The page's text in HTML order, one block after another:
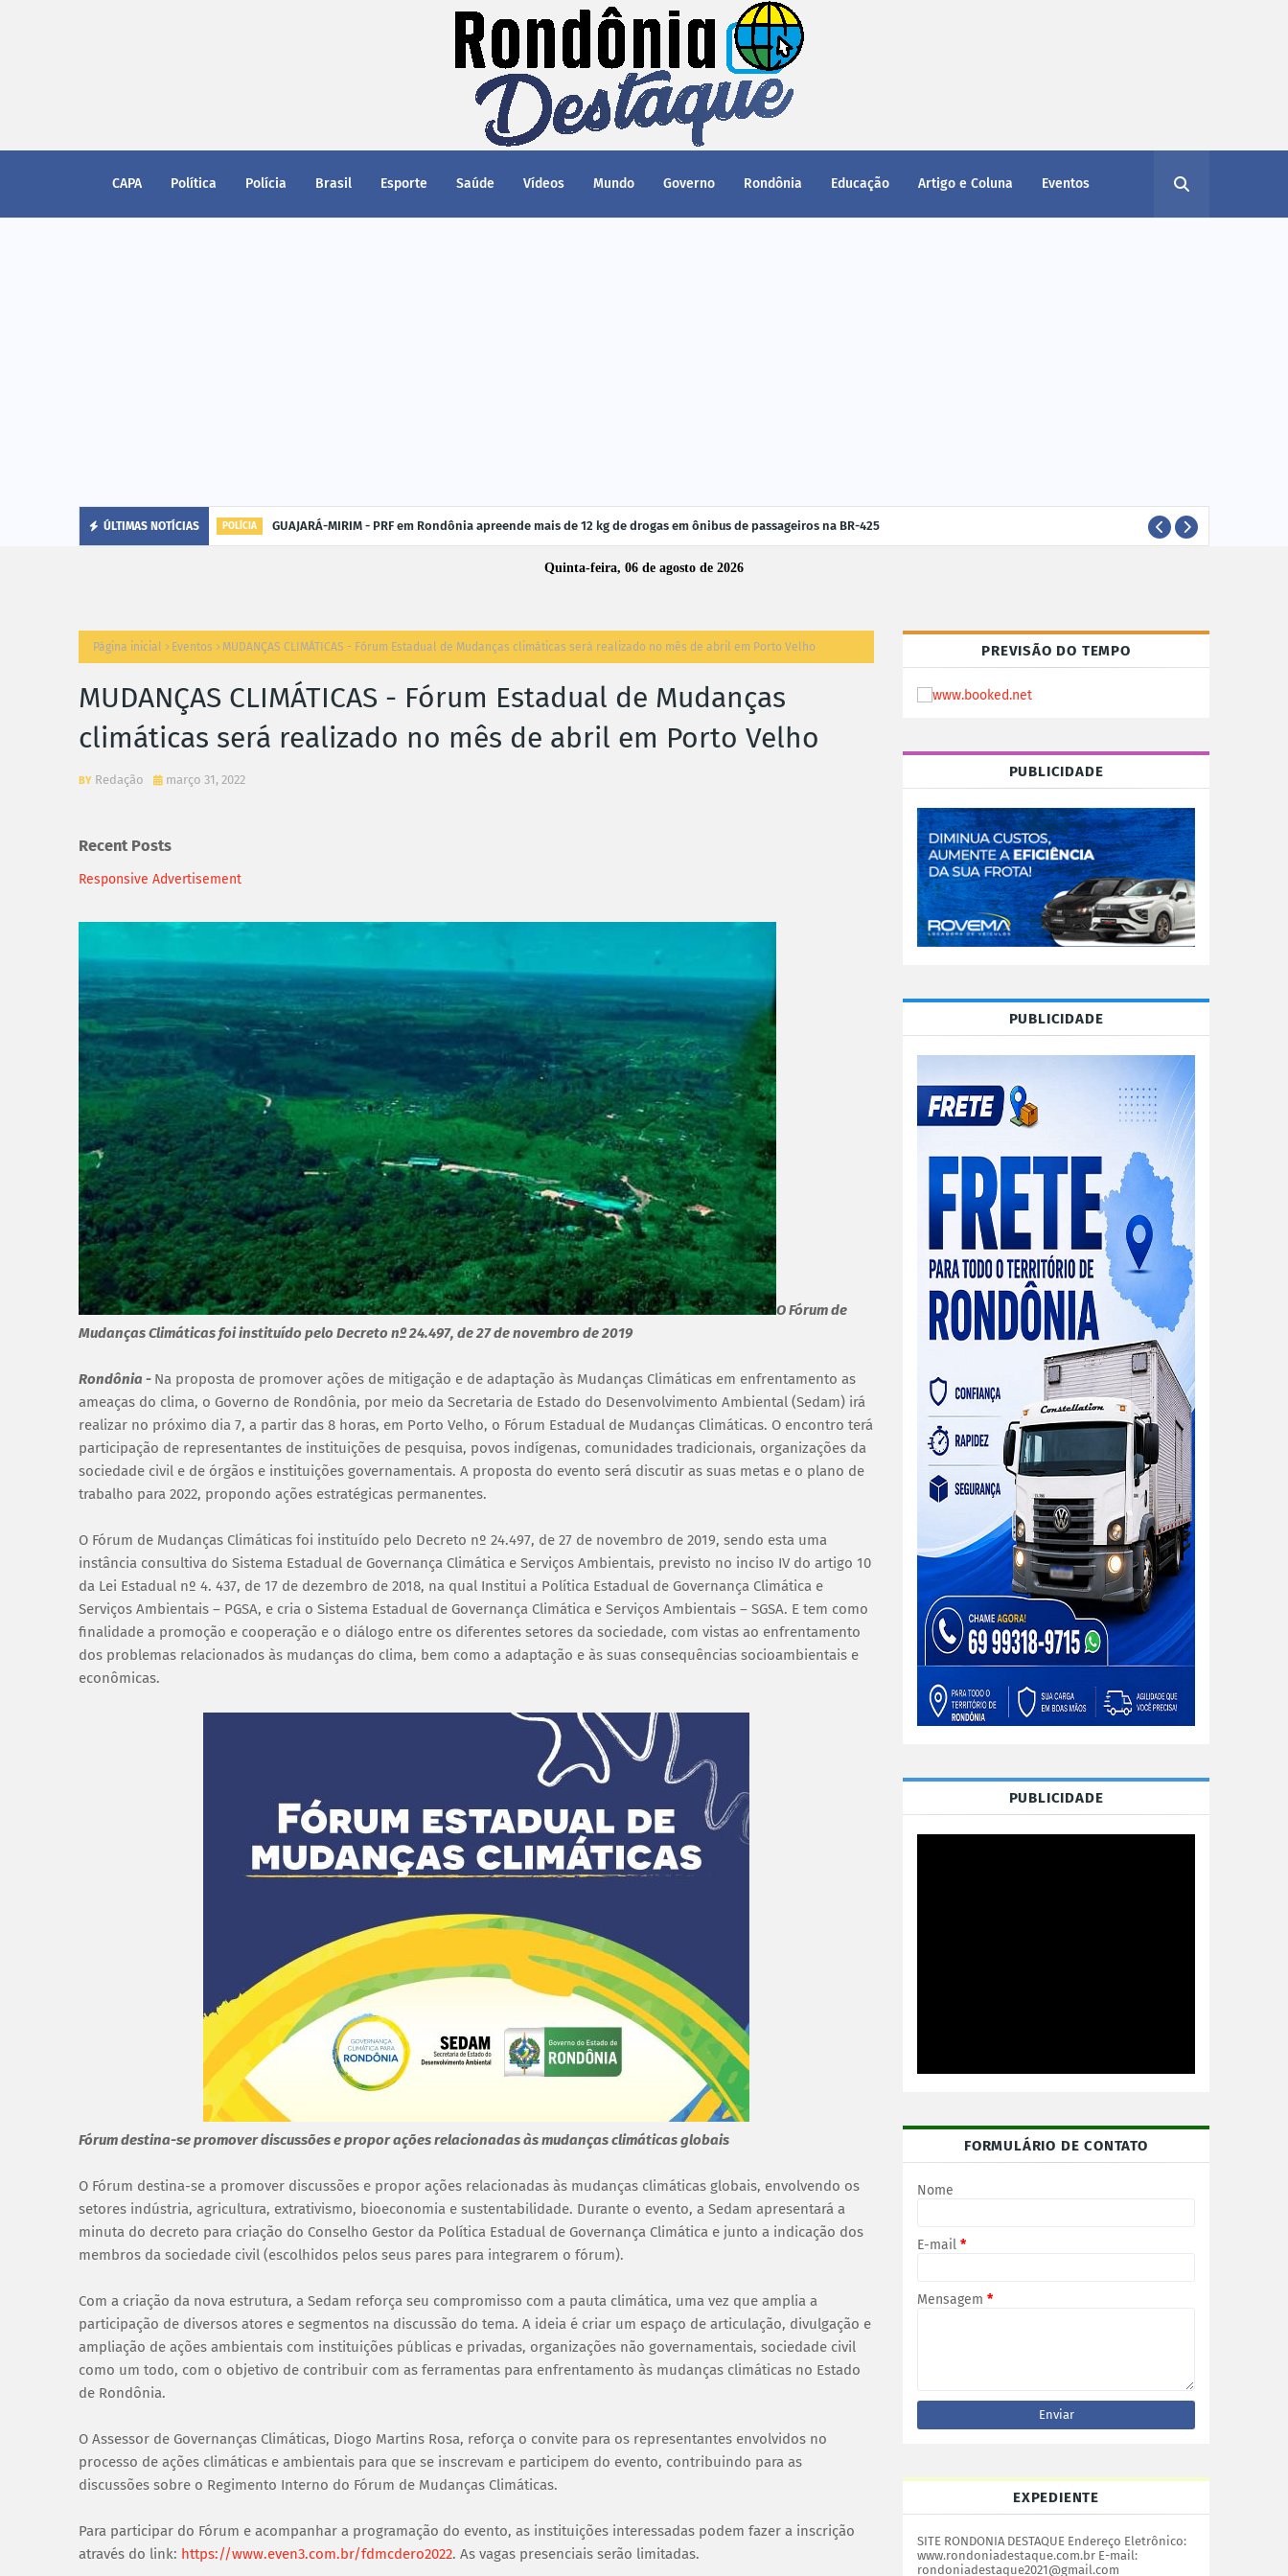
CAPA Política Polícia Brasil Esporte Saúde Vídeos Mundo Governo Rondônia Educação Artigo e Coluna Eventos
ÚLTIMAS NOTÍCIAS POLÍCIA GUAJARÁ-MIRIM - PRF em Rondônia apreende mais de 12 kg de drogas em ônibus de passageiros na BR-425
Quinta-feira, 06 de agosto de 2026
Página inicial Eventos MUDANÇAS CLIMÁTICAS - Fórum Estadual de Mudanças climáticas será realizado no mês de abril em Porto Velho
MUDANÇAS CLIMÁTICAS - Fórum Estadual de Mudanças
climáticas será realizado no mês de abril em Porto Velho
Redação março 31, 2022
Recent Posts
Responsive Advertisement
O Fórum de
Mudanças Climáticas foi instituído pelo Decreto nº 24.497, de 27 de novembro de 2019
Rondônia - Na proposta de promover ações de mitigação e de adaptação às Mudanças Climáticas em enfrentamento as
ameaças do clima, o Governo de Rondônia, por meio da Secretaria de Estado do Desenvolvimento Ambiental (Sedam) irá
realizar no próximo dia 7, a partir das 8 horas, em Porto Velho, o Fórum Estadual de Mudanças Climáticas. O encontro terá
participação de representantes de instituições de pesquisa, povos indígenas, comunidades tradicionais, organizações da
sociedade civil e de órgãos e instituições governamentais. A proposta do evento será discutir as suas metas e o plano de
trabalho para 2022, propondo ações estratégicas permanentes.
O Fórum de Mudanças Climáticas foi instituído pelo Decreto nº 24.497, de 27 de novembro de 2019, sendo esta uma
instância consultiva do Sistema Estadual de Governança Climática e Serviços Ambientais, previsto no inciso IV do artigo 10
da Lei Estadual nº 4. 437, de 17 de dezembro de 2018, na qual Institui a Política Estadual de Governança Climática e
Serviços Ambientais – PGSA, e cria o Sistema Estadual de Governança Climática e Serviços Ambientais – SGSA. E tem como
finalidade a promoção e cooperação e o diálogo entre os diferentes setores da sociedade, com vistas ao enfrentamento
dos problemas relacionados às mudanças do clima, bem como a adaptação e às suas consequências socioambientais e
econômicas.
Fórum destina-se promover discussões e propor ações relacionadas às mudanças climáticas globais
O Fórum destina-se a promover discussões e propor ações relacionadas às mudanças climáticas globais, envolvendo os
setores indústria, agricultura, extrativismo, bioeconomia e sustentabilidade. Durante o evento, a Sedam apresentará a
minuta do decreto para criação do Conselho Gestor da Política Estadual de Governança Climática e junto a indicação dos
membros da sociedade civil (escolhidos pelos seus pares para integrarem o fórum).
Com a criação da nova estrutura, a Sedam reforça seu compromisso com a pauta climática, uma vez que amplia a
participação de diversos atores e segmentos na discussão do tema. A ideia é criar um espaço de articulação, divulgação e
ampliação de ações ambientais com instituições públicas e privadas, organizações não governamentais, sociedade civil
como um todo, com o objetivo de contribuir com as ferramentas para enfrentamento às mudanças climáticas no Estado
de Rondônia.
O Assessor de Governanças Climáticas, Diogo Martins Rosa, reforça o convite para os representantes envolvidos no
processo de ações climáticas e ambientais para que se inscrevam e participem do evento, contribuindo para as
discussões sobre o Regimento Interno do Fórum de Mudanças Climáticas.
Para participar do Fórum e acompanhar a programação do evento, as instituições interessadas podem fazer a inscrição
através do link: https://www.even3.com.br/fdmcdero2022. As vagas presenciais serão limitadas.
PREVISÃO DO TEMPO
PUBLICIDADE
PUBLICIDADE
PUBLICIDADE
FORMULÁRIO DE CONTATO
Nome
E-mail *
Mensagem *
EXPEDIENTE
SITE RONDONIA DESTAQUE Endereço Eletrônico:
www.rondoniadestaque.com.br E-mail:
rondoniadestaque2021@gmail.com